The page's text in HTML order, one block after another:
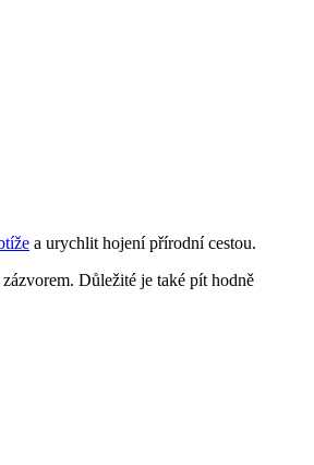
a urychlit hojení přírodní cestou.
Důležité je také pít hodně